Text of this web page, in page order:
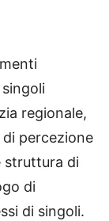
regionale,
percezione
struttura di
di
di singoli.